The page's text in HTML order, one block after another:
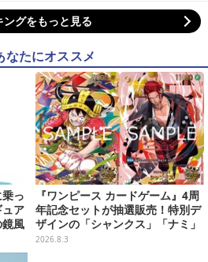
ングをもっと見る
なたにオススメ
っ
ア
風
写
『ワンピース カードゲーム』4周
年記念セットが抽選販売！特別デ
ザインの「シャンクス」「ナミ」
など9枚のプロモカードを収録
2026.8.3